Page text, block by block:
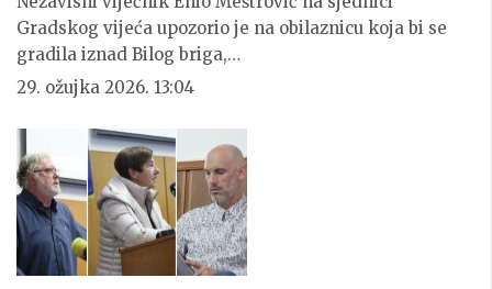
Gradskog vijeća upozorio je na obilaznicu koja bi se
gradila iznad Bilog briga,…
29. ožujka 2026. 13:04